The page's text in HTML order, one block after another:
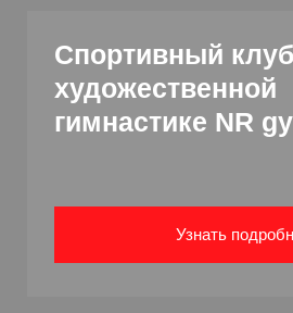
Спортивный
художественной
гимнастике NR
Узнать